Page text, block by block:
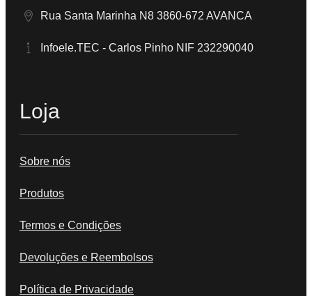
Rua Santa Marinha N8 3860-672 AVANCA
Infoele.TEC - Carlos Pinho NIF 232290040
Loja
Sobre nós
Produtos
Termos e Condições
Devoluções e Reembolsos
Política de Privacidade